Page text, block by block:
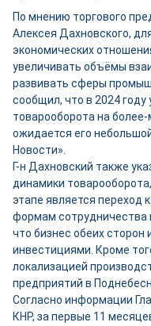
По мнению торгового
Алексея Дахновского,
экономических
увеличивать объёмы
развивать сферы
сообщил, что в 2024 году
товарооборота на
ожидается его
Новости».
Г-н Дахновский также
динамики
этапе является переход
формам сотрудничества
что бизнес обеих
инвестициями. Кроме
локализацией
предприятий в
Согласно информации
КНР, за первые 11